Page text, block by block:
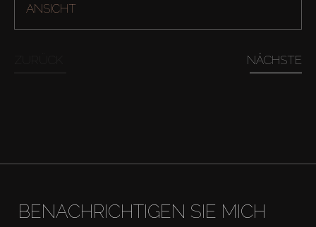
ANSICHT
NÄCHSTE
BENACHRICHTIGEN SIE MICH